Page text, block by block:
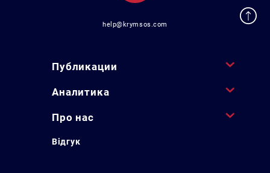
help@krymsos.com
Публикации
Аналитика
Про нас
Відгук